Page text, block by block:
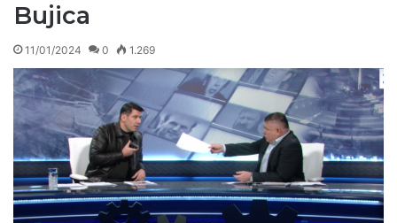
Bujica
11/01/2024 0 1.269